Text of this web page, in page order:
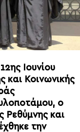
Ιουνίου
και Κοινωνικής
ο
Ρεθύμνης και
την